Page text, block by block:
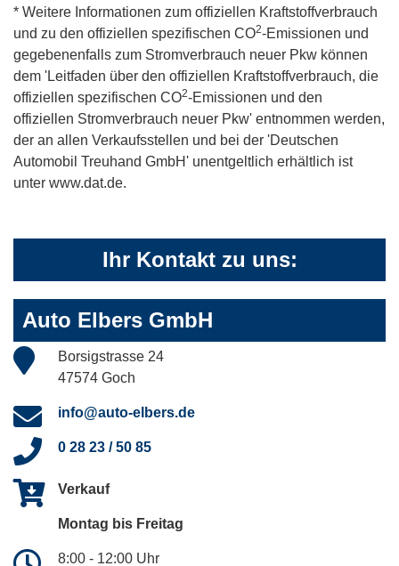
* Weitere Informationen zum offiziellen Kraftstoffverbrauch
und zu den offiziellen spezifischen CO2-Emissionen und
gegebenenfalls zum Stromverbrauch neuer Pkw können
dem 'Leitfaden über den offiziellen Kraftstoffverbrauch, die
offiziellen spezifischen CO2-Emissionen und den
offiziellen Stromverbrauch neuer Pkw' entnommen werden,
der an allen Verkaufsstellen und bei der 'Deutschen
Automobil Treuhand GmbH' unentgeltlich erhältlich ist
unter www.dat.de.
Ihr Kontakt zu uns:
Auto Elbers GmbH
Borsigstrasse 24
47574 Goch
info@auto-elbers.de
0 28 23 / 50 85
Verkauf
Montag bis Freitag
8:00 - 12:00 Uhr